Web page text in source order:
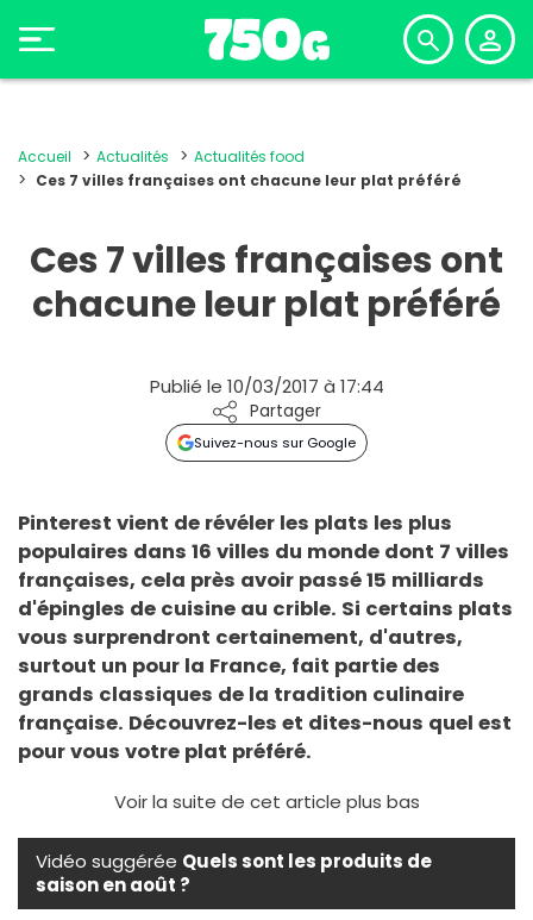
Accueil Actualités
Actualités food
Ces 7 villes françaises ont chacune leur plat préféré
Ces 7 villes françaises ont
chacune leur plat préféré
Publié le 10/03/2017 à 17:44
Partager
Suivez-nous sur Google
Pinterest vient de révéler les plats les plus
populaires dans 16 villes du monde dont 7 villes
françaises, cela près avoir passé 15 milliards
d'épingles de cuisine au crible. Si certains plats
vous surprendront certainement, d'autres,
surtout un pour la France, fait partie des
grands classiques de la tradition culinaire
française. Découvrez-les et dites-nous quel est
pour vous votre plat préféré.
Voir la suite de cet article plus bas
Vidéo suggérée Quels sont les produits de
saison en août ?